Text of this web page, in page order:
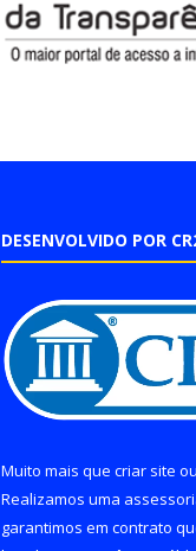
DESENVOLVIDO POR
Muito mais que criar site ou
Realizamos uma
garantimos em contrato